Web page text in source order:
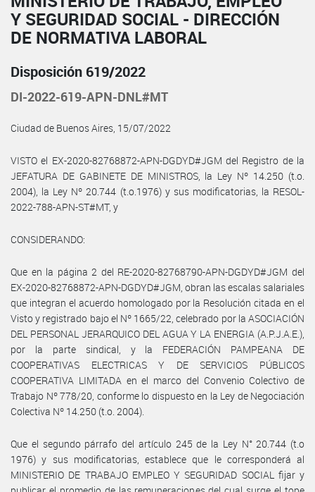
Y SEGURIDAD SOCIAL - DIRECCIÓN
DE NORMATIVA LABORAL
Disposición 619/2022
DI-2022-619-APN-DNL#MT
Ciudad de Buenos Aires, 15/07/2022
VISTO el EX-2020-82768872-APN-DGDYD#JGM del Registro de la
JEFATURA DE GABINETE DE MINISTROS, la Ley Nº 14.250 (t.o.
2004), la Ley Nº 20.744 (t.o.1976) y sus modificatorias, la RESOL-
2022-788-APN-ST#MT, y
CONSIDERANDO:
Que en la página 2 del RE-2020-82768790-APN-DGDYD#JGM del
EX-2020-82768872-APN-DGDYD#JGM, obran las escalas salariales
que integran el acuerdo homologado por la Resolución citada en el
Visto y registrado bajo el Nº 1665/22, celebrado por la ASOCIACIÓN
DEL PERSONAL JERARQUICO DEL AGUA Y LA ENERGIA (A.P.J.A.E.),
por la parte sindical, y la FEDERACIÓN PAMPEANA DE
COOPERATIVAS ELECTRICAS Y DE SERVICIOS PÚBLICOS
COOPERATIVA LIMITADA en el marco del Convenio Colectivo de
Trabajo Nº 778/20, conforme lo dispuesto en la Ley de Negociación
Colectiva Nº 14.250 (t.o. 2004).
Que el segundo párrafo del artículo 245 de la Ley N° 20.744 (t.o
1976) y sus modificatorias, establece que le corresponderá al
MINISTERIO DE TRABAJO EMPLEO Y SEGURIDAD SOCIAL fijar y